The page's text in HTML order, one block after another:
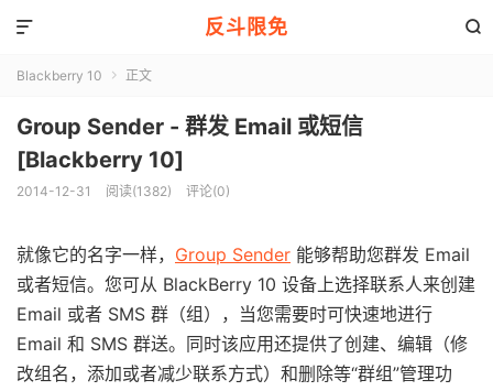
反斗限免 

Blackberry 10  正文
Group Sender - 群发 Email 或短信
[Blackberry 10]
2014-12-31 阅读(1382) 评论(0)
就像它的名字一样， Group Sender 能够帮助您群发 Email
或者短信。您可从 BlackBerry 10 设备上选择联系人来创建
Email 或者 SMS 群（组），当您需要时可快速地进行
Email 和 SMS 群送。同时该应用还提供了创建、编辑（修
改组名，添加或者减少联系方式）和删除等“群组”管理功